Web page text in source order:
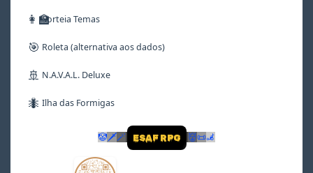
👩‍🏫Sorteia Temas
🎯 Roleta (alternativa aos dados)
🚢 N.A.V.A.L. Deluxe
🐜 Ilha das Formigas
🤡 🗡🪄 ESAF RPG 👹📜🦼